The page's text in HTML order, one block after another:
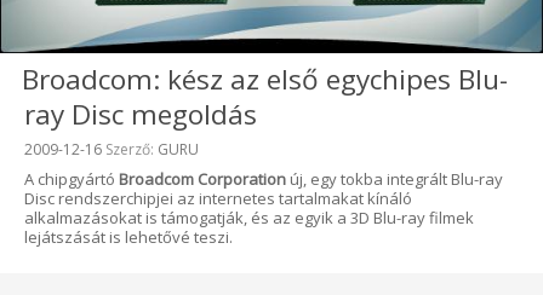
Broadcom: kész az első egychipes Blu-
ray Disc megoldás
Beküldve:
2009-12-16 Szerző: GURU
A chipgyártó Broadcom Corporation új, egy tokba integrált Blu-ray
Disc rendszerchipjei az internetes tartalmakat kínáló
alkalmazásokat is támogatják, és az egyik a 3D Blu-ray filmek
lejátszását is lehetővé teszi.